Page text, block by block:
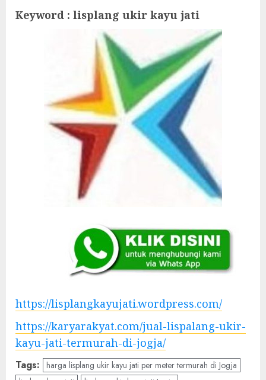
Keyword : lisplang ukir kayu jati
https://lisplangkayujati.wordpress.com/
https://karyarakyat.com/jual-lispalang-ukir-
kayu-jati-termurah-di-jogja/
Tags: harga lisplang ukir kayu jati per meter termurah di Jogja